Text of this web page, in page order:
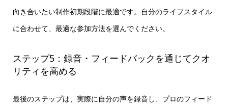
向き合いたい制作初期段階に最適です。自分のライフスタイル
に合わせて、最適な参加方法を選んでください。
ステップ5：録音・フィードバックを通じてクオ
リティを高める
最後のステップは、実際に自分の声を録音し、プロのフィード